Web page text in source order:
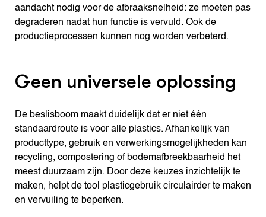
aandacht nodig voor de afbraaksnelheid: ze moeten pas
degraderen nadat hun functie is vervuld. Ook de
productieprocessen kunnen nog worden verbeterd.
Geen universele oplossing
De beslisboom maakt duidelijk dat er niet één
standaardroute is voor alle plastics. Afhankelijk van
producttype, gebruik en verwerkingsmogelijkheden kan
recycling, compostering of bodemafbreekbaarheid het
meest duurzaam zijn. Door deze keuzes inzichtelijk te
maken, helpt de tool plasticgebruik circulairder te maken
en vervuiling te beperken.